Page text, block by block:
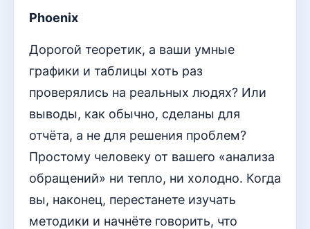
Phoenix
Дорогой теоретик, а ваши умные
графики и таблицы хоть раз
проверялись на реальных людях? Или
выводы, как обычно, сделаны для
отчёта, а не для решения проблем?
Простому человеку от вашего «анализа
обращений» ни тепло, ни холодно. Когда
вы, наконец, перестанете изучать
методики и начнёте говорить, что